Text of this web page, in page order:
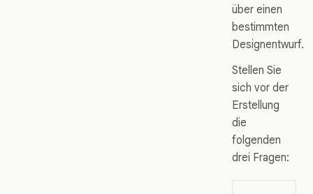
über einen
bestimmten
Designentwurf.
Stellen Sie
sich vor der
Erstellung
die
folgenden
drei Fragen: